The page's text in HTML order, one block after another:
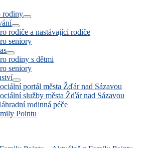
rodiny
rodiče a nastávající rodiče
seniory
rodiny s dětmi
seniory
portál města Žďár nad Sázavou
služby města Žďár nad Sázavou
rodinná péče
Pointu